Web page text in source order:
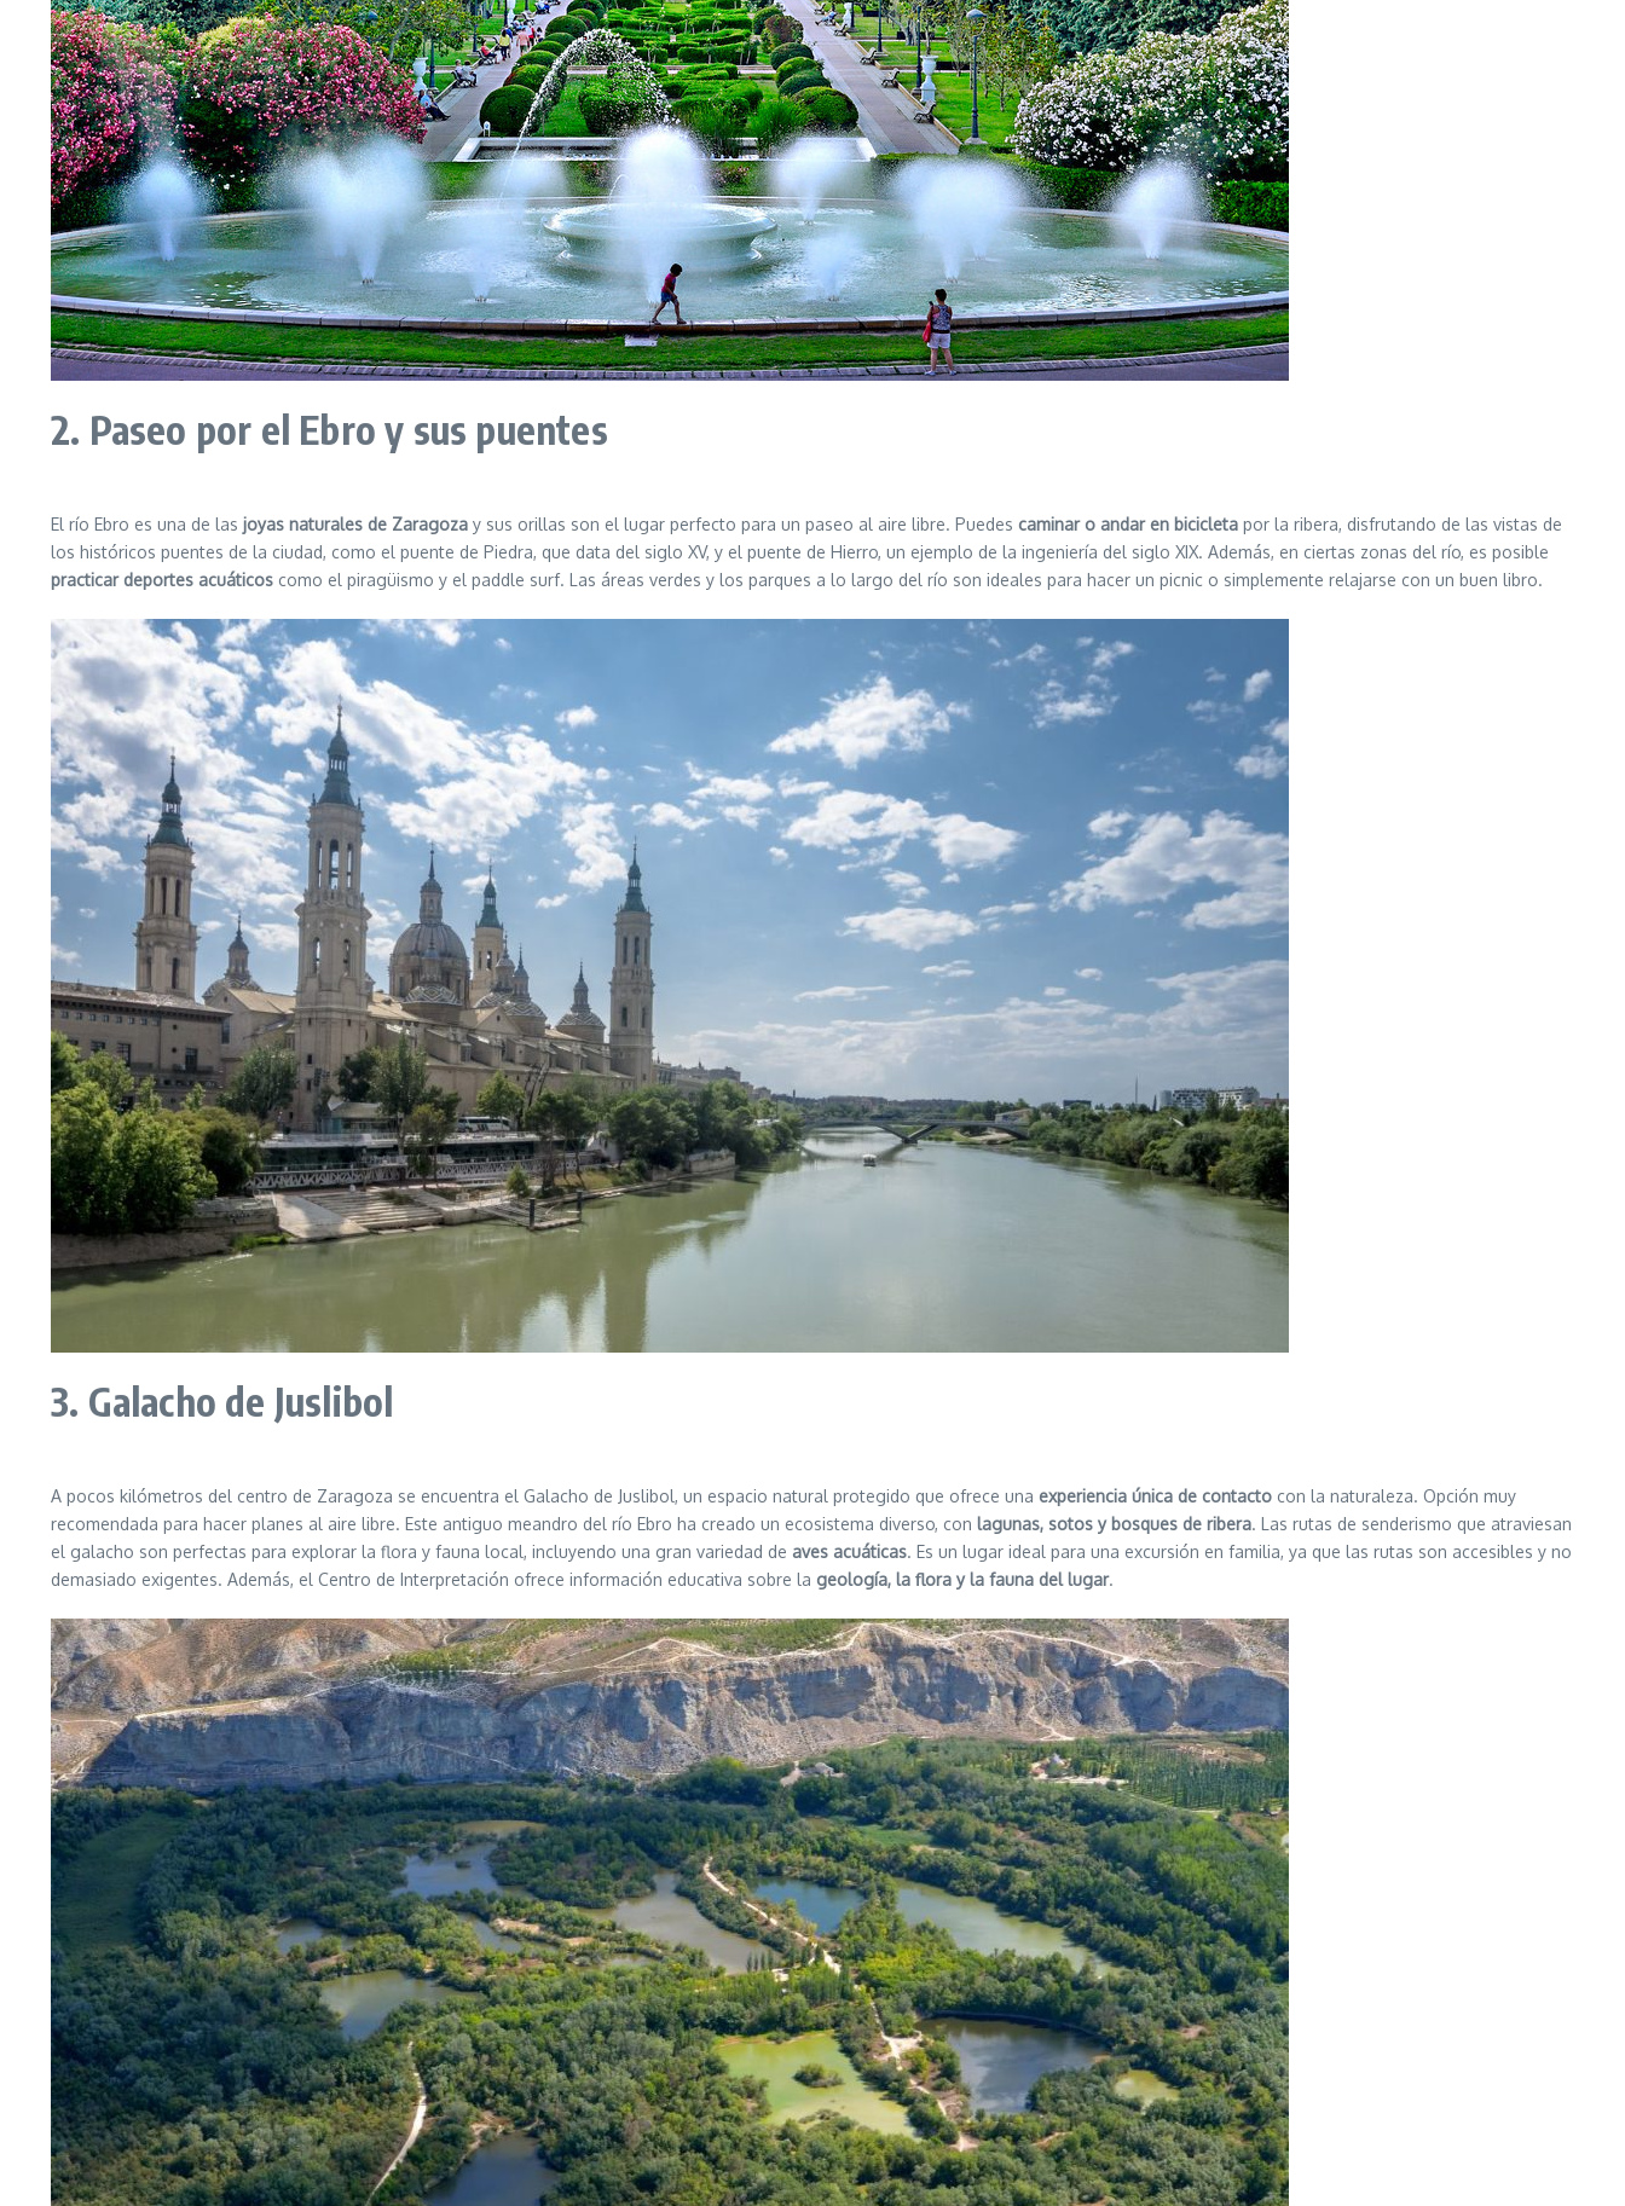
2. Paseo por el Ebro y sus puentes
El río Ebro es una de las joyas naturales de Zaragoza y sus orillas son el lugar perfecto para un paseo al aire libre. Puedes caminar o andar en bicicleta por la ribera, disfrutando de las vistas de
los históricos puentes de la ciudad, como el puente de Piedra, que data del siglo XV, y el puente de Hierro, un ejemplo de la ingeniería del siglo XIX. Además, en ciertas zonas del río, es posible
practicar deportes acuáticos como el piragüismo y el paddle surf. Las áreas verdes y los parques a lo largo del río son ideales para hacer un picnic o simplemente relajarse con un buen libro.
3. Galacho de Juslibol
A pocos kilómetros del centro de Zaragoza se encuentra el Galacho de Juslibol, un espacio natural protegido que ofrece una experiencia única de contacto con la naturaleza. Opción muy
recomendada para hacer planes al aire libre. Este antiguo meandro del río Ebro ha creado un ecosistema diverso, con lagunas, sotos y bosques de ribera. Las rutas de senderismo que atraviesan
el galacho son perfectas para explorar la flora y fauna local, incluyendo una gran variedad de aves acuáticas. Es un lugar ideal para una excursión en familia, ya que las rutas son accesibles y no
demasiado exigentes. Además, el Centro de Interpretación ofrece información educativa sobre la geología, la flora y la fauna del lugar.